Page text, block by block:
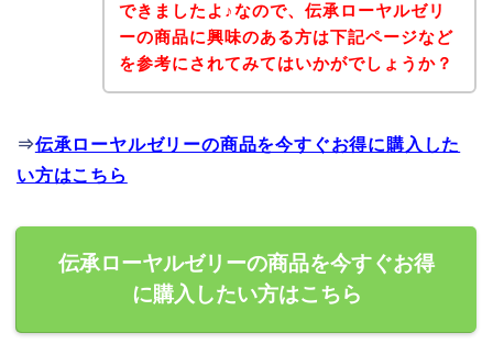
できましたよ♪なので、伝承ローヤルゼリ
ーの商品に興味のある方は下記ページなど
を参考にされてみてはいかがでしょうか？
⇒伝承ローヤルゼリーの商品を今すぐお得に購入した
い方はこちら
伝承ローヤルゼリーの商品を今すぐお得
に購入したい方はこちら